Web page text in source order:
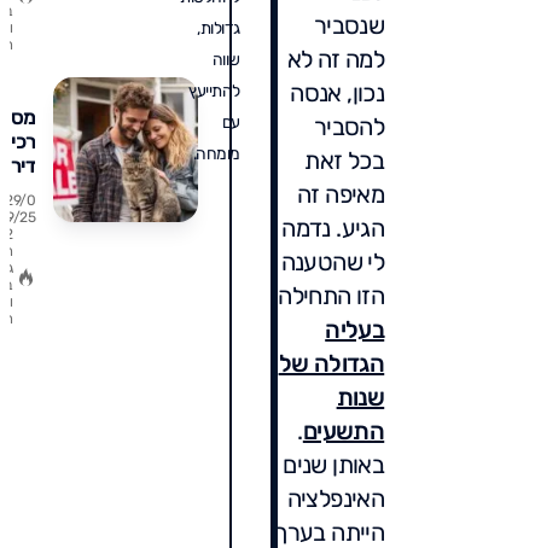
שנסביר
למה זה לא
נכון, אנסה
להסביר
בכל זאת
מאיפה זה
הגיע. נדמה
לי שהטענה
הזו התחילה
בעליה
הגדולה של
שנות
התשעים.
באותן שנים
האינפלציה
הייתה בערך
גדולות,
שווה
להתייעץ
עם
מומחה.
ב
ו
ת
מס
לכם
29/0
9/25
2
ת
גו
ב
ו
ת